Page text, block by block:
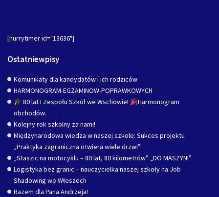
[hurrytimer id="13636"]
Ostatniewpisy
Komunikaty dla kandydatów i ich rodziców
HARMONOGRAM-EGZAMINOW-POPRAWKOWYCH
80 lat I Zespołu Szkół we Wschowie!
Harmonogram
obchodów.
Kolejny rok szkolny za nami!
Międzynarodowa wiedza w naszej szkole: Sukces projektu
„Praktyka zagraniczna otwiera wiele drzwi”
„Staszic na motocyklu – 80 lat, 80 kilometrów” „DO MASZYN!”
Logistyka bez granic – nauczycielka naszej szkoły na Job
Shadowing we Włoszech
Razem dla Pana Andrzeja!